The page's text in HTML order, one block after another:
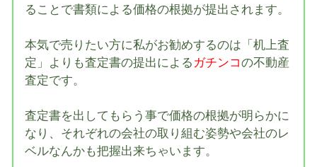
ることで書類による価格の根拠が提出されます。
本気で売りたい方に私がお勧めするのは「机上査
定」よりも査定書の提出による ガチンコの不動産
査定です。
査定書を出してもらう事で価格の根拠が明らかに
なり、それぞれの会社の取り組む姿勢や会社のレ
ベルなんかも把握出来ちゃいます。